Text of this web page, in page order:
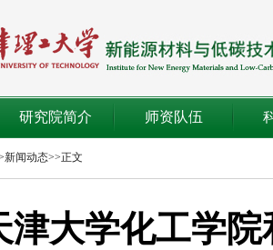
研究院简介 师资队伍
新闻动态>>正文
津大学化工学